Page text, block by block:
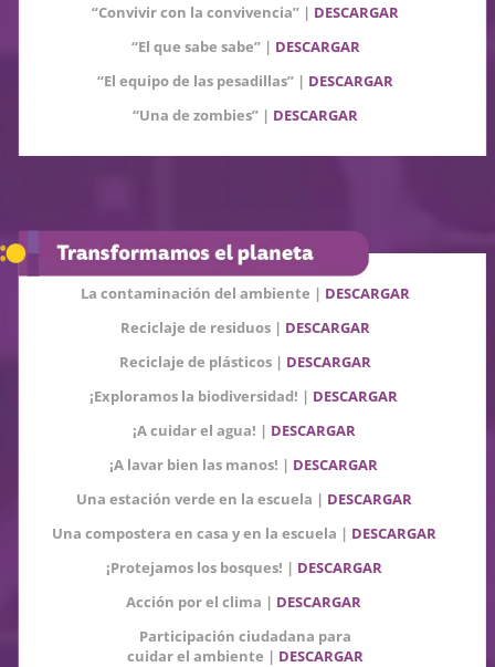
“Convivir con la convivencia” | DESCARGAR
“El que sabe sabe” | DESCARGAR
“El equipo de las pesadillas” | DESCARGAR
“Una de zombies” | DESCARGAR
La contaminación del ambiente | DESCARGAR
Reciclaje de residuos | DESCARGAR
Reciclaje de plásticos | DESCARGAR
¡Exploramos la biodiversidad! | DESCARGAR
¡A cuidar el agua! | DESCARGAR
¡A lavar bien las manos! | DESCARGAR
Una estación verde en la escuela | DESCARGAR
Una compostera en casa y en la escuela | DESCARGAR
¡Protejamos los bosques! | DESCARGAR
Acción por el clima | DESCARGAR
Participación ciudadana para
cuidar el ambiente | DESCARGAR